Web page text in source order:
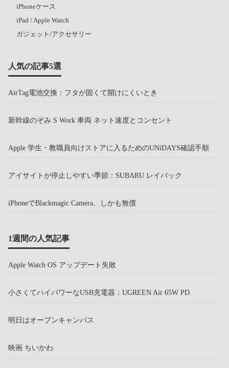
iPhoneケース
iPad / Apple Watch
ガジェット/アクセサリー
人気の記事5選
AirTag電池交換：フタが固くて開けにくいとき
新幹線のぞみ S Work 車両 ネット速度とコンセント
Apple 学生・教職員向けストアに入るためのUNiDAYS確認手順
アイサイトが停止しやすい季節：SUBARU レイバック
iPhoneでBlackmagic Camera、しかも無償
1週間の人気記事
Apple Watch OS アップデート失敗
小さくてハイパワーなUSB充電器：UGREEN Air 65W PD
明日はオープンキャンパス
映画 ちいかわ